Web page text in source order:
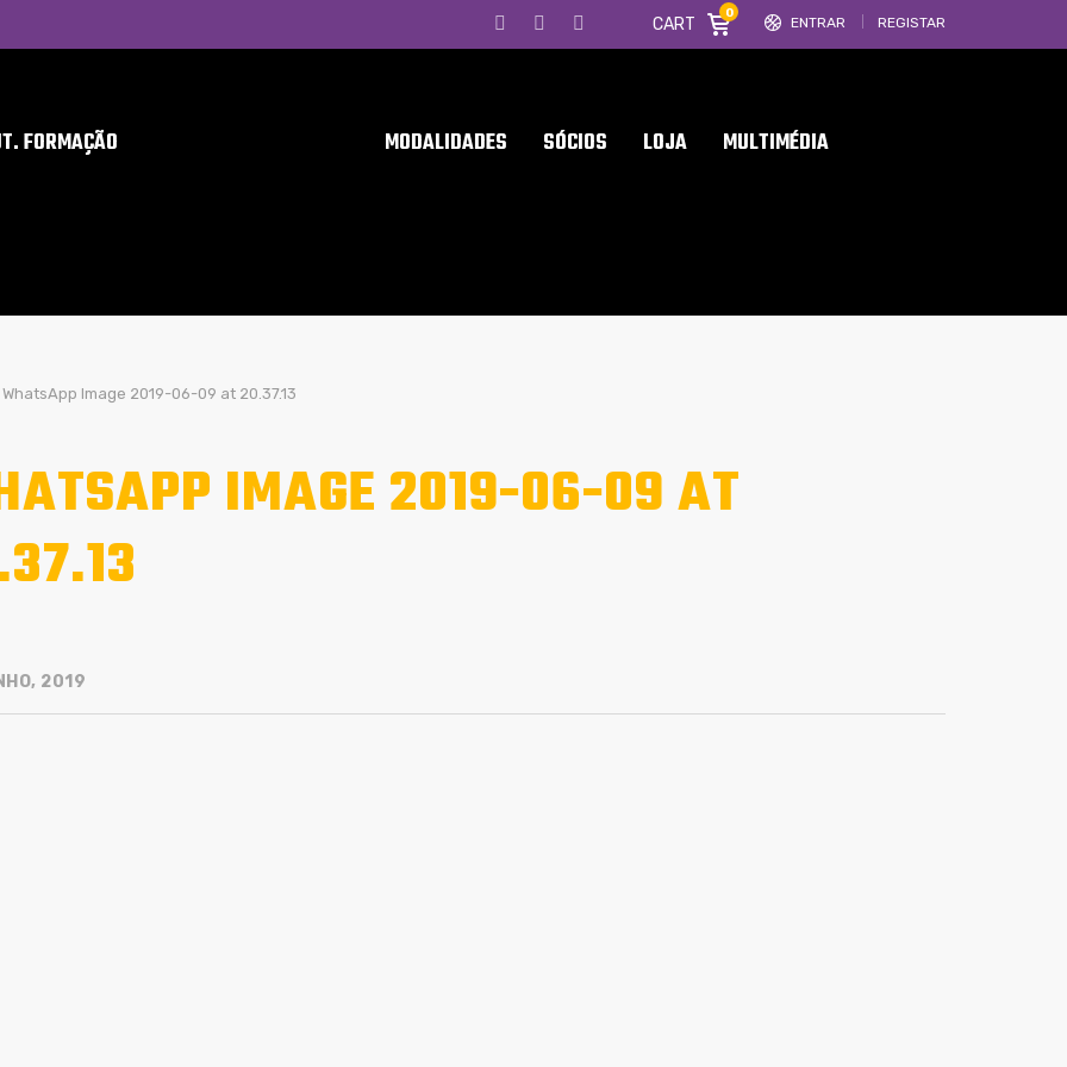
ENTRAR REGISTAR
CART
0
FORMAÇÃO MODALIDADES SÓCIOS LOJA MULTIMÉDIA
WhatsApp Image 2019-06-09 at 20.37.13
IMAGE 2019-06-09 AT
2019